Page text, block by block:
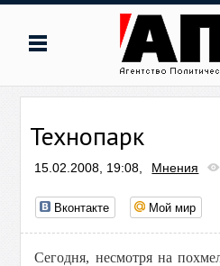
Технопарк
15.02.2008, 19:08, Мнения
Вконтакте Мой мир
Сегодня, несмотря на